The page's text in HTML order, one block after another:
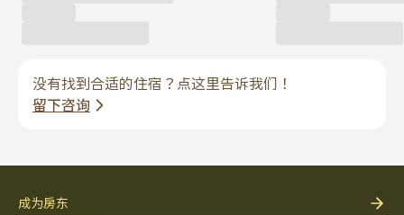
没有找到合适的住宿？点这里告诉我们！
留下咨询
成为房东